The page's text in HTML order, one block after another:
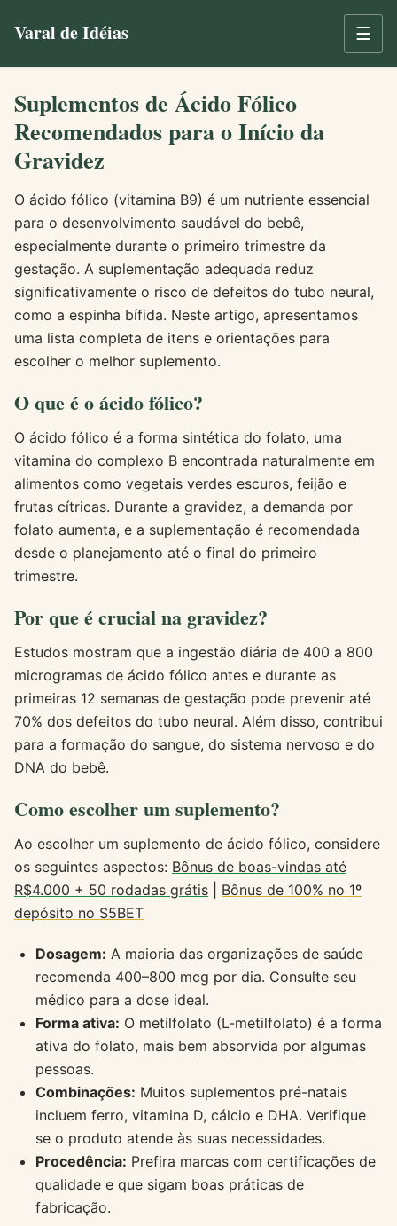
Varal de Idéias ☰
Suplementos de Ácido Fólico
Recomendados para o Início da
Gravidez
O ácido fólico (vitamina B9) é um nutriente essencial
para o desenvolvimento saudável do bebê,
especialmente durante o primeiro trimestre da
gestação. A suplementação adequada reduz
significativamente o risco de defeitos do tubo neural,
como a espinha bífida. Neste artigo, apresentamos
uma lista completa de itens e orientações para
escolher o melhor suplemento.
O que é o ácido fólico?
O ácido fólico é a forma sintética do folato, uma
vitamina do complexo B encontrada naturalmente em
alimentos como vegetais verdes escuros, feijão e
frutas cítricas. Durante a gravidez, a demanda por
folato aumenta, e a suplementação é recomendada
desde o planejamento até o final do primeiro
trimestre.
Por que é crucial na gravidez?
Estudos mostram que a ingestão diária de 400 a 800
microgramas de ácido fólico antes e durante as
primeiras 12 semanas de gestação pode prevenir até
70% dos defeitos do tubo neural. Além disso, contribui
para a formação do sangue, do sistema nervoso e do
DNA do bebê.
Como escolher um suplemento?
Ao escolher um suplemento de ácido fólico, considere
os seguintes aspectos: Bônus de boas-vindas até
R$4.000 + 50 rodadas grátis
Bônus de 100% no 1º
depósito no S5BET
Dosagem: A maioria das organizações de saúde
recomenda 400–800 mcg por dia. Consulte seu
médico para a dose ideal.
Forma ativa: O metilfolato (L-metilfolato) é a forma
ativa do folato, mais bem absorvida por algumas
pessoas.
Combinações: Muitos suplementos pré-natais
incluem ferro, vitamina D, cálcio e DHA. Verifique
se o produto atende às suas necessidades.
Procedência: Prefira marcas com certificações de
qualidade e que sigam boas práticas de
fabricação.